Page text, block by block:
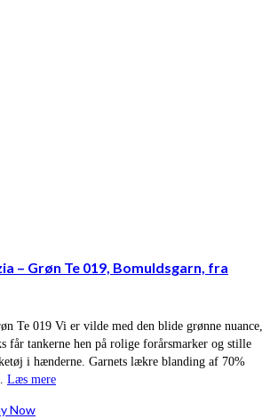
– Grøn Te 019, Bomuldsgarn, fra
Te 019 Vi er vilde med den blide grønne nuance,
får tankerne hen på rolige forårsmarker og stille
i hænderne. Garnets lækre blanding af 70%
Læs mere
Now